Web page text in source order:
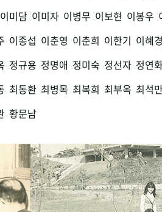
이미담 이미자 이병무 이보현 이봉우
이종섭 이춘영 이춘희 이한기 이혜경
정규용 정명애 정미숙 정선자 정연
최동환 최병목 최복희 최부옥 최석
황문남